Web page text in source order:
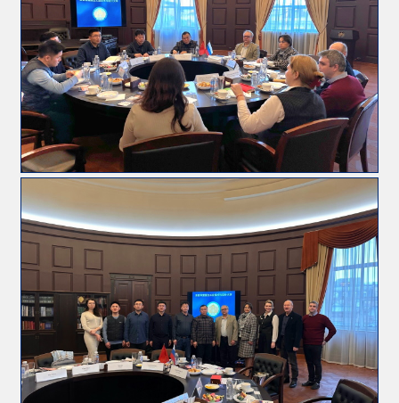
Регламентирующие
документы
Направления
обучения
Документы
для
самостоятельной
работы
Учебно-
методические
издания